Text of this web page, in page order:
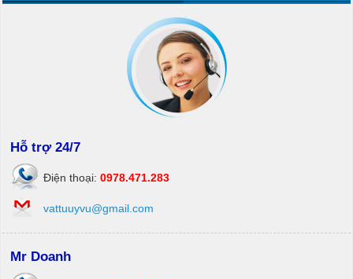
Hỗ trợ 24/7
Điện thoại: 0978.471.283
vattuuyvu@gmail.com
Mr Doanh